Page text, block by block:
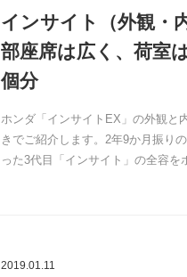
インサイト（外観・
部座席は広く、荷室
個分
ホンダ「インサイトEX」の外観と
きでご紹介します。2年9か月振り
った3代目「インサイト」の全容
2019.01.11